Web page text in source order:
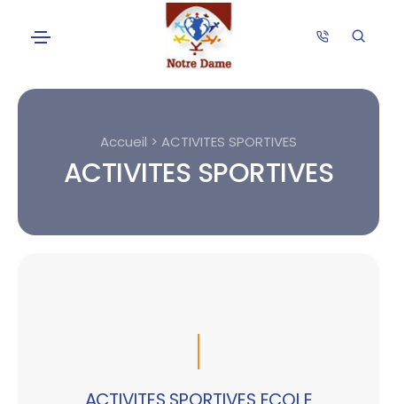
Accueil > ACTIVITES SPORTIVES
ACTIVITES SPORTIVES